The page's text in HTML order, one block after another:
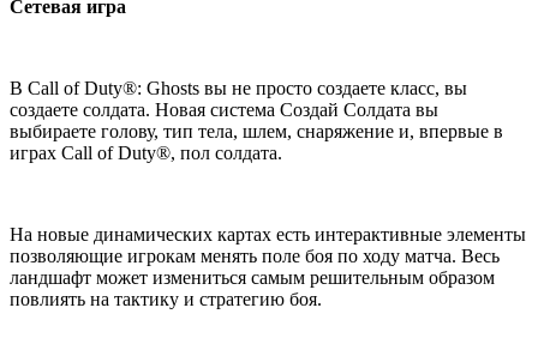
Сетевая игра
В Call of Duty®: Ghosts вы не просто создаете класс, вы
создаете солдата. Новая система Создай Солдата вы
выбираете голову, тип тела, шлем, снаряжение и, впервые в
играх Call of Duty®, пол солдата.
На новые динамических картах есть интерактивные элементы
позволяющие игрокам менять поле боя по ходу матча. Весь
ландшафт может измениться самым решительным образом
повлиять на тактику и стратегию боя.